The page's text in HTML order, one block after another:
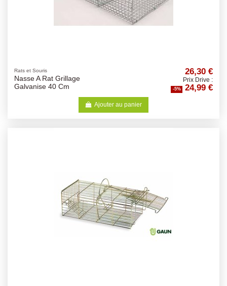
Rats et Souris
Nasse A Rat Grillage
Galvanise 40 Cm
26,30 €
Prix Drive :
-5% 24,99 €
Ajouter au panier